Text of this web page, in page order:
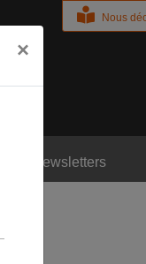
Nous
Newsletters
×